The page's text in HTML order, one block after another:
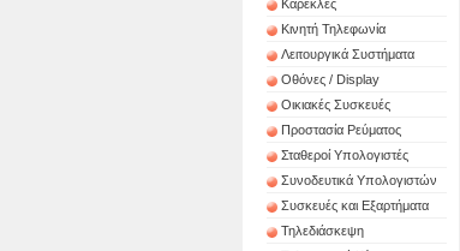
Καρέκλες
Κινητή Τηλεφωνία
Λειτουργικά Συστήματα
Οθόνες / Display
Οικιακές Συσκευές
Προστασία Ρεύματος
Σταθεροί Υπολογιστές
Συνοδευτικά Υπολογιστών
Συσκευές και Εξαρτήματα
Τηλεδιάσκεψη